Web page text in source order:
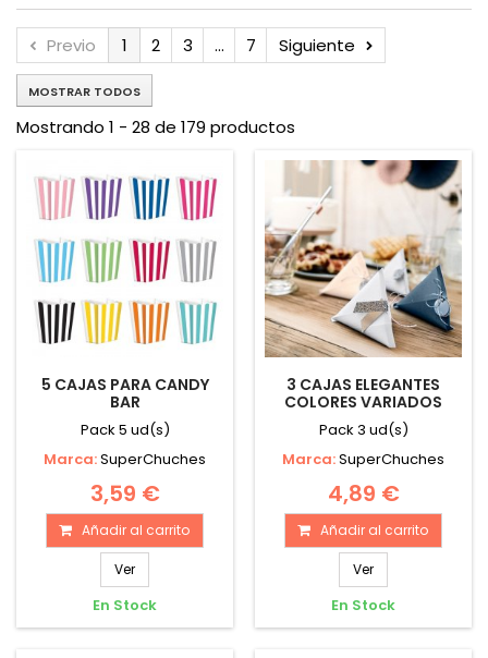
Previo 1 2 3 ... 7 Siguiente
MOSTRAR TODOS
Mostrando 1 - 28 de 179 productos
5 CAJAS PARA CANDY
BAR
Pack 5 ud(s)
Marca:SuperChuches
3,59 €
Añadir al carrito
Ver
En Stock
3 CAJAS ELEGANTES
COLORES VARIADOS
Pack 3 ud(s)
Marca:SuperChuches
4,89 €
Añadir al carrito
Ver
En Stock